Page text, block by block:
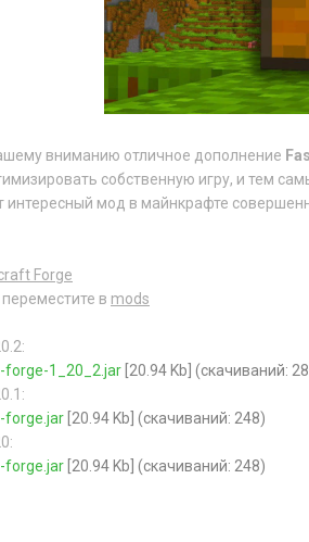
вниманию отличное дополнение
собственную игру, и тем
интересный мод в майнкрафте
Forge
в mods
1_20_2.jar [20.94 Kb] (cкачиваний:
forge.jar [20.94 Kb] (cкачиваний: 248)
forge.jar [20.94 Kb] (cкачиваний: 248)